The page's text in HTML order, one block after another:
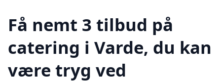
Få nemt 3 tilbud på
catering i Varde, du kan
være tryg ved